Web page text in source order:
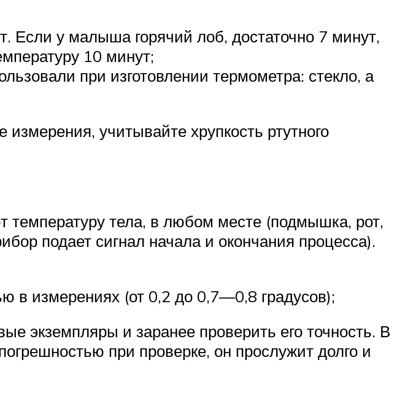
у малыша горячий лоб, достаточно 7 минут,
10 минут;
при изготовлении термометра: стекло, а
учитывайте хрупкость ртутного
температуру тела, в любом месте (подмышка, рот,
подает сигнал начала и окончания процесса).
в измерениях (от 0,2 до 0,7—0,8 градусов);
экземпляры и заранее проверить его точность. В
при проверке, он прослужит долго и